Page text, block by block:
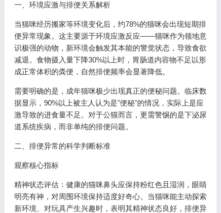
一、环境应激与排便关系解析
当猫咪经历搬家等环境变化后，约78%的猫咪会出现短期排
便异常现象。这主要源于环境应激反应——猫咪作为领地意
识极强的动物，新环境会触发其本能的警觉状态，导致食欲
减退。食物摄入量下降30%以上时，胃肠道内容物不足以形
成正常体积的粪便，自然排便频率会显著降低。
需要明确的是，成年猫咪极少出现真正的便秘问题。临床数
据显示，90%以上被主人认为是"便秘"的情况，实际上是应
激导致的进食量不足。对于公猫而言，更需警惕的是下泌尿
道系统疾病，而非单纯的排便问题。
二、排便异常的科学判断标准
观察核心指标
精神状态评估：健康的猫咪鼻头应保持粉红色且湿润，眼睛
明亮有神，对周围环境保持适度好奇心。当猫咪能主动探索
新环境、对玩具产生兴趣时，表明其精神状态良好，排便异